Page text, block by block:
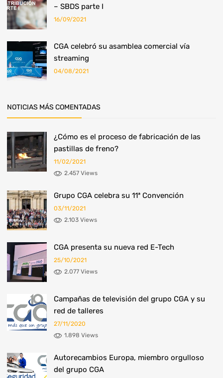
– SBDS parte I
16/09/2021
​CGA celebró su asamblea comercial vía
streaming
04/08/2021
NOTICIAS MÁS COMENTADAS
¿Cómo es el proceso de fabricación de las
pastillas de freno?
11/02/2021
2.457 Views
Grupo CGA celebra su 11ª Convención
03/11/2021
2.103 Views
​CGA presenta su nueva red E-Tech
25/10/2021
2.077 Views
Campañas de televisión del grupo CGA y su
red de talleres
27/11/2020
1.898 Views
Autorecambios Europa, miembro orgulloso
del grupo CGA